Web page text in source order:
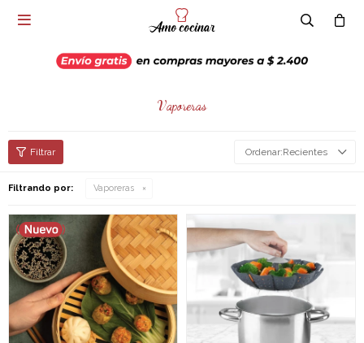

Vaporeras
Recientes
Filtrando por: Vaporeras